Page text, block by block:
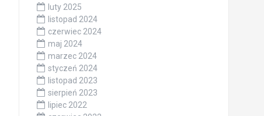
luty 2025
listopad 2024
czerwiec 2024
maj 2024
marzec 2024
styczeń 2024
listopad 2023
sierpień 2023
lipiec 2022